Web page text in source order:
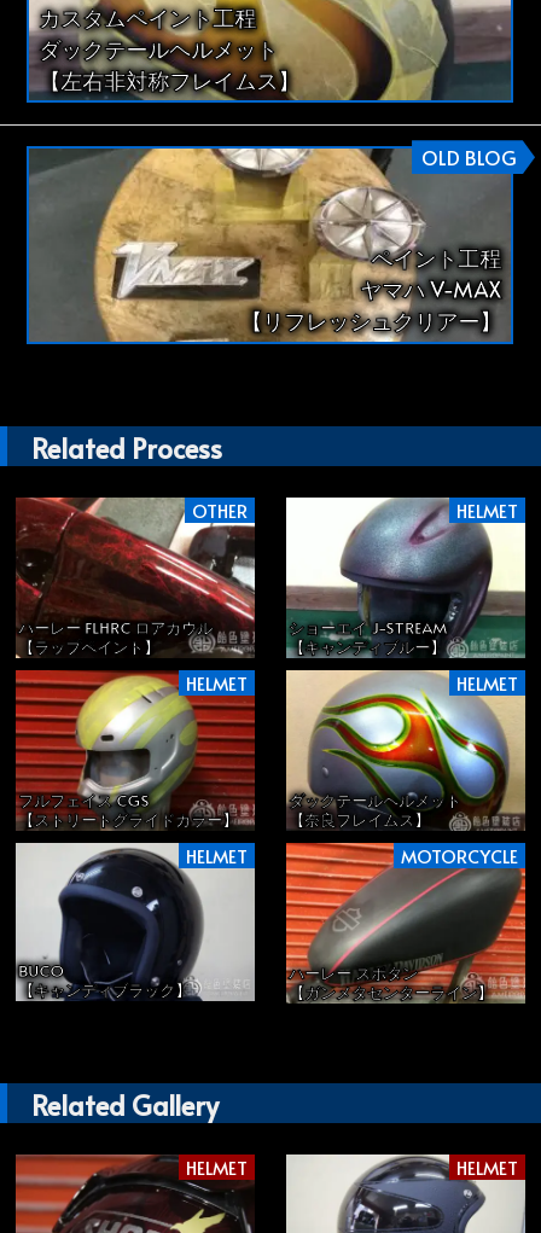
カスタムペイント工程
ダックテールヘルメット
【左右非対称フレイムス】
OLD BLOG
ペイント工程
ヤマハ V-MAX
【リフレッシュクリアー】
Related Process
OTHER
ハーレー FLHRC ロアカウル
【ラップペイント】
HELMET
ショーエイ J-STREAM
【キャンディブルー】
HELMET
フルフェイス CGS
【ストリートグライドカラー】
HELMET
ダックテールヘルメット
【奈良フレイムス】
HELMET
BUCO
【キャンディブラック】
MOTORCYCLE
ハーレー スポタン
【ガンメタセンターライン】
Related Gallery
HELMET HELMET